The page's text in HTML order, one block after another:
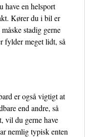
have en helsport
Kører du i bil er
stadig gerne
fylder meget lidt, så
er også vigtigt at
end andre, så
vil du gerne have
nemlig typisk enten